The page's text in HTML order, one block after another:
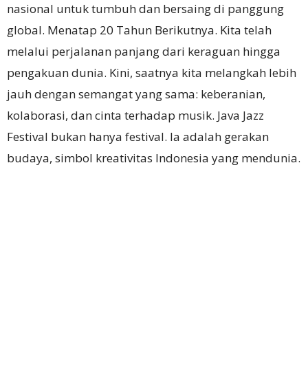
nasional untuk tumbuh dan bersaing di panggung
global. Menatap 20 Tahun Berikutnya. Kita telah
melalui perjalanan panjang dari keraguan hingga
pengakuan dunia. Kini, saatnya kita melangkah lebih
jauh dengan semangat yang sama: keberanian,
kolaborasi, dan cinta terhadap musik. Java Jazz
Festival bukan hanya festival. Ia adalah gerakan
budaya, simbol kreativitas Indonesia yang mendunia.